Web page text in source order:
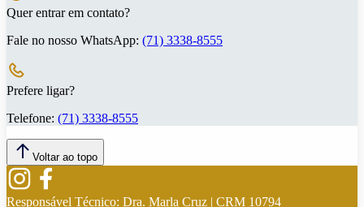
Quer entrar em contato?
Fale no nosso WhatsApp: (71) 3338-8555
Prefere ligar?
Telefone: (71) 3338-8555
Voltar ao topo
Responsável Técnico: Dra. Marla Cruz | CRM 10794